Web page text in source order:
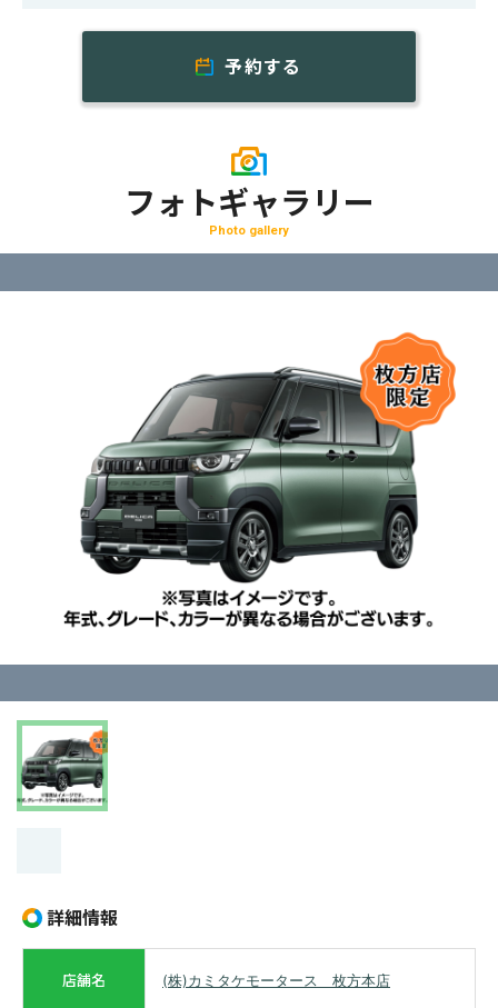
予約する
フォトギャラリー
Photo gallery
詳細情報
店舗名 (株)カミタケモータース 枚方本店